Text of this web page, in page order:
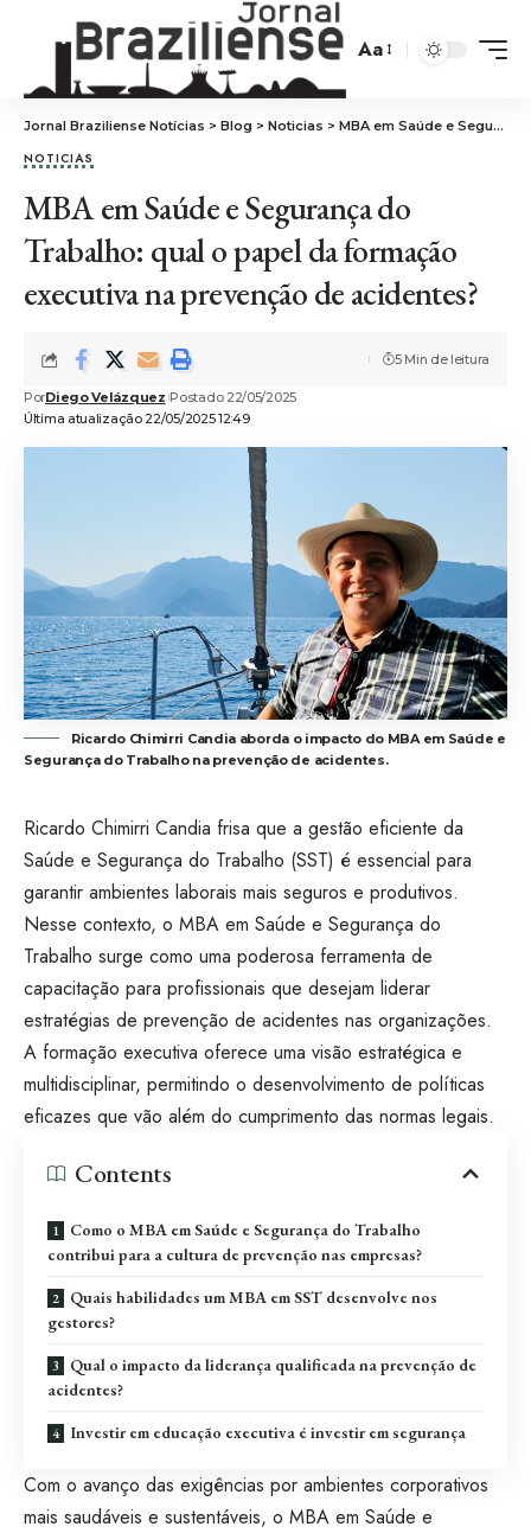
Aa
Jornal Braziliense Notícias > Blog > Noticias > MBA em Saúde e Segurança do Trabalho: qual o papel da formação executiva na prevenção de acidentes?
NOTICIAS
MBA em Saúde e Segurança do
Trabalho: qual o papel da formação
executiva na prevenção de acidentes?
Última atualização 22/05/2025 12:49
PorDiego Velázquez Postado 22/05/2025
5 Min de leitura
Ricardo Chimirri Candia aborda o impacto do MBA em Saúde e
Segurança do Trabalho na prevenção de acidentes.
Ricardo Chimirri Candia frisa que a gestão eficiente da
Saúde e Segurança do Trabalho (SST) é essencial para
garantir ambientes laborais mais seguros e produtivos.
Nesse contexto, o MBA em Saúde e Segurança do
Trabalho surge como uma poderosa ferramenta de
capacitação para profissionais que desejam liderar
estratégias de prevenção de acidentes nas organizações.
A formação executiva oferece uma visão estratégica e
multidisciplinar, permitindo o desenvolvimento de políticas
eficazes que vão além do cumprimento das normas legais.
Contents
Como o MBA em Saúde e Segurança do Trabalho
contribui para a cultura de prevenção nas empresas?
Quais habilidades um MBA em SST desenvolve nos
gestores?
Qual o impacto da liderança qualificada na prevenção de
acidentes?
Investir em educação executiva é investir em segurança
Com o avanço das exigências por ambientes corporativos
mais saudáveis e sustentáveis, o MBA em Saúde e